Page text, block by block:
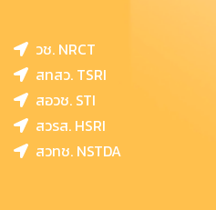
วช. NRCT
สทสว. TSRI
สอวช. STI
สวรส. HSRI
สวทช. NSTDA